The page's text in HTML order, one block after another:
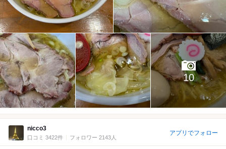
10
nicco3
口コミ 3422件 フォロワー 2143人
アプリでフォロー